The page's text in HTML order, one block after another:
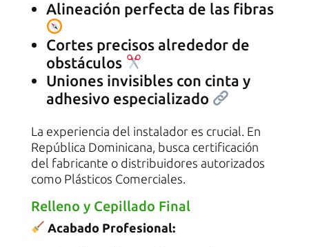
Alineación perfecta de las fibras
Cortes precisos alrededor de
obstáculos
Uniones invisibles con cinta y
adhesivo especializado
La experiencia del instalador es crucial. En
República Dominicana, busca certificación
del fabricante o distribuidores autorizados
como Plásticos Comerciales.
Relleno y Cepillado Final
Acabado Profesional: